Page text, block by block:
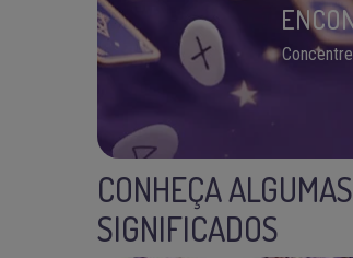
CONHEÇA
SIGNIFICADOS